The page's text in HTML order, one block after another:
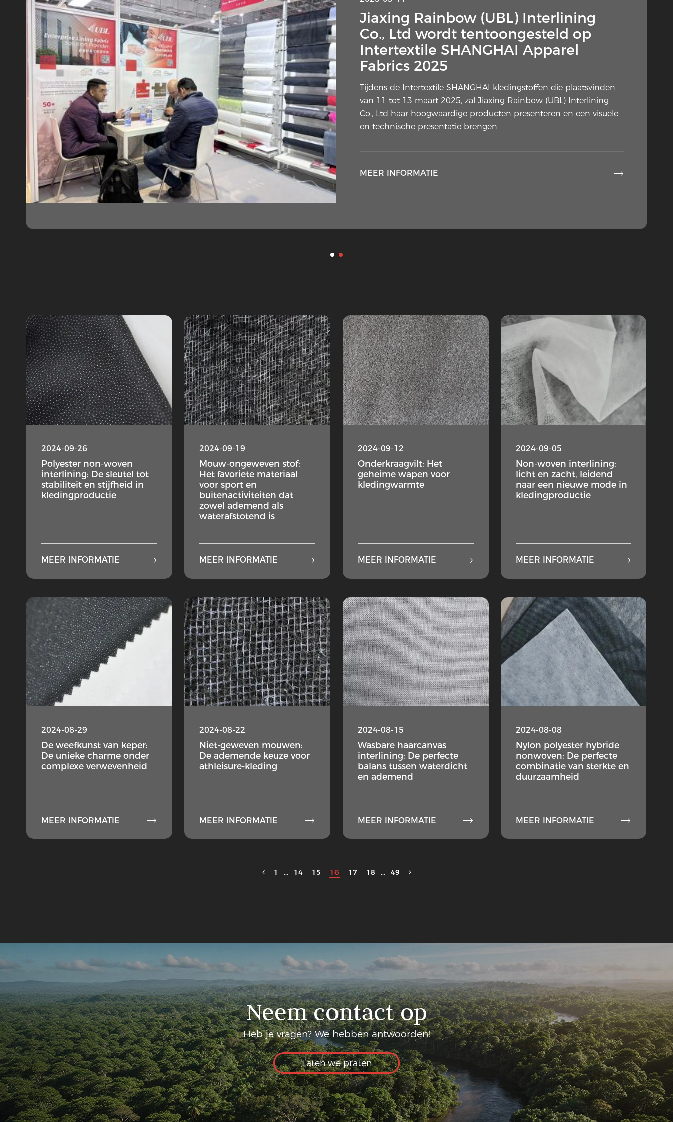
Interlining — Waarom staat deze
verborgen laag plotseling in de
schijnwerpers?
Een subtiel element van kledingconstructie krijgt hernieuwde
aandacht van ontwerpers, thuisnaaiers en
branchecommentatoren. De extra stoflaag die tegen de verkeerde
kant van de buitenste materialen wordt geplaatst heeft
Jiaxing Rainbow (UBL) Interlining
Co., Ltd wordt tentoongesteld op
Intertextile SHANGHAI Apparel
Fabrics 2025
Tijdens de Intertextile SHANGHAI kledingstoffen die plaatsvinden
van 11 tot 13 maart 2025, zal Jiaxing Rainbow (UBL) Interlining
Co., Ltd haar hoogwaardige producten presenteren en een visuele
en technische presentatie brengen
MEER INFORMATIE 
2024-09-26
Polyester non-woven
interlining: De sleutel tot
stabiliteit en stijfheid in
kledingproductie
MEER INFORMATIE 
2024-09-19
Mouw-ongeweven stof:
Het favoriete materiaal
voor sport en
buitenactiviteiten dat
zowel ademend als
waterafstotend is
MEER INFORMATIE 
2024-09-12
Onderkraagvilt: Het
geheime wapen voor
kledingwarmte
MEER INFORMATIE 
2024-09-05
Non-woven interlining:
licht en zacht, leidend
naar een nieuwe mode in
kledingproductie
MEER INFORMATIE 
2024-08-29
De weefkunst van keper:
De unieke charme onder
complexe verwevenheid
MEER INFORMATIE 
2024-08-22
Niet-geweven mouwen:
De ademende keuze voor
athleisure-kleding
MEER INFORMATIE 
2024-08-15
Wasbare haarcanvas
interlining: De perfecte
balans tussen waterdicht
en ademend
MEER INFORMATIE 
2024-08-08
Nylon polyester hybride
nonwoven: De perfecte
combinatie van sterkte en
duurzaamheid
MEER INFORMATIE 
1 ... 14 15 16 17 18 ... 49
Neem contact op
Heb je vragen? We hebben antwoorden!
Laten we praten